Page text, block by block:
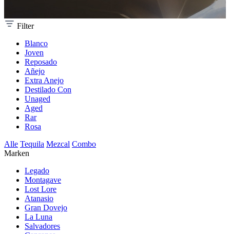
Filter
Blanco
Joven
Reposado
Añejo
Extra Anejo
Destilado Con
Unaged
Aged
Rar
Rosa
Alle Tequila Mezcal Combo
Marken
Legado
Montagave
Lost Lore
Atanasio
Gran Dovejo
La Luna
Salvadores